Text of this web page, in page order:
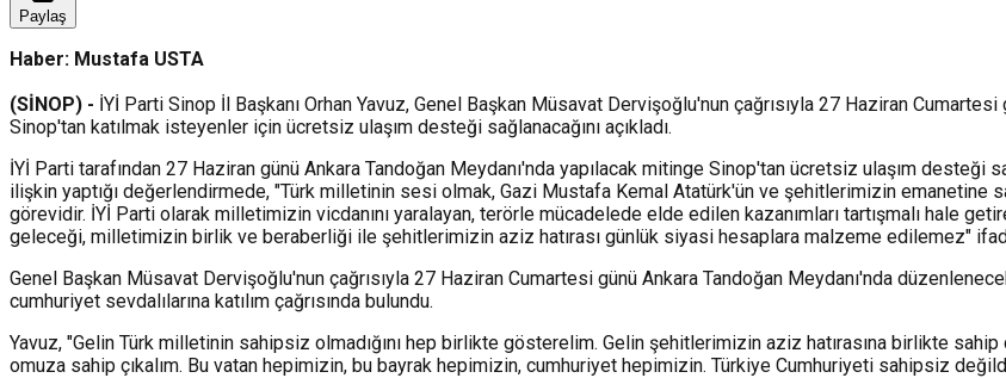
Paylaş
Haber: Mustafa USTA
(SİNOP) - İYİ Parti Sinop İl Başkanı Orhan Yavuz, Genel Başkan Müsavat Dervişoğlu'nun çağrısıyla 27 Haziran
Sinop'tan katılmak isteyenler için ücretsiz ulaşım desteği sağlanacağını açıkladı.
İYİ Parti tarafından 27 Haziran günü Ankara Tandoğan Meydanı'nda yapılacak mitinge Sinop'tan ücretsiz ulaşım desteği
ilişkin yaptığı değerlendirmede, "Türk milletinin sesi olmak, Gazi Mustafa Kemal Atatürk'ün ve şehitlerimizin emanetine
görevidir. İYİ Parti olarak milletimizin vicdanını yaralayan, terörle mücadelede elde edilen kazanımları tartışmalı hale
geleceği, milletimizin birlik ve beraberliği ile şehitlerimizin aziz hatırası günlük siyasi hesaplara malzeme edilemez"
Genel Başkan Müsavat Dervişoğlu'nun çağrısıyla 27 Haziran Cumartesi günü Ankara Tandoğan Meydanı'nda
cumhuriyet sevdalılarına katılım çağrısında bulundu.
Yavuz, "Gelin Türk milletinin sahipsiz olmadığını hep birlikte gösterelim. Gelin şehitlerimizin aziz hatırasına birlikte
omuza sahip çıkalım. Bu vatan hepimizin, bu bayrak hepimizin, cumhuriyet hepimizin. Türkiye Cumhuriyeti sahipsiz